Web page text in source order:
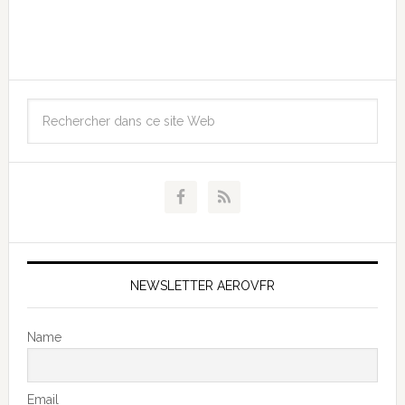
NEWSLETTER AEROVFR
Name
Email